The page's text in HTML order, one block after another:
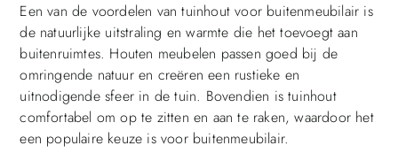
Een van de voordelen van tuinhout voor buitenmeubilair is
de natuurlijke uitstraling en warmte die het toevoegt aan
buitenruimtes. Houten meubelen passen goed bij de
omringende natuur en creëren een rustieke en
uitnodigende sfeer in de tuin. Bovendien is tuinhout
comfortabel om op te zitten en aan te raken, waardoor het
een populaire keuze is voor buitenmeubilair.